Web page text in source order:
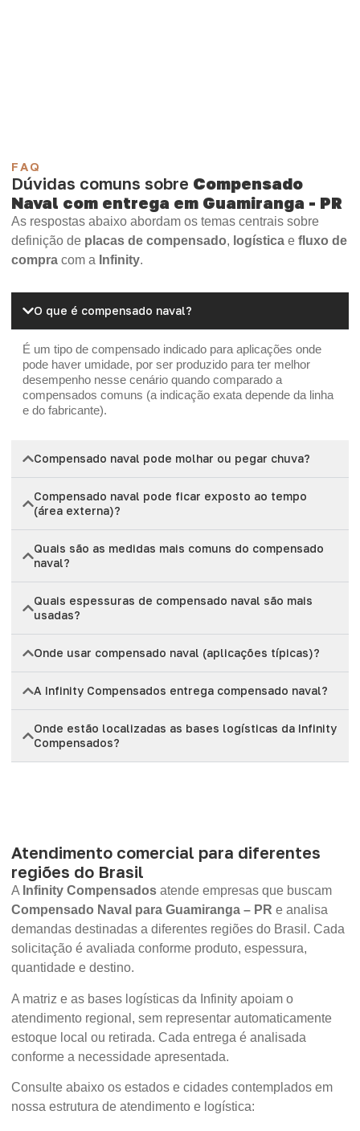
FAQ
Dúvidas comuns sobre Compensado
Naval com entrega em Guamiranga - PR
As respostas abaixo abordam os temas centrais sobre
definição de placas de compensado, logística e fluxo de
compra com a Infinity.
O que é compensado naval?
É um tipo de compensado indicado para aplicações onde
pode haver umidade, por ser produzido para ter melhor
desempenho nesse cenário quando comparado a
compensados comuns (a indicação exata depende da linha
e do fabricante).
Compensado naval pode molhar ou pegar chuva?
Compensado naval pode ficar exposto ao tempo
(área externa)?
Quais são as medidas mais comuns do compensado
naval?
Quais espessuras de compensado naval são mais
usadas?
Onde usar compensado naval (aplicações típicas)?
A Infinity Compensados entrega compensado naval?
Onde estão localizadas as bases logísticas da Infinity
Compensados?
Atendimento comercial para diferentes
regiões do Brasil
A Infinity Compensados atende empresas que buscam
Compensado Naval para Guamiranga – PR e analisa
demandas destinadas a diferentes regiões do Brasil. Cada
solicitação é avaliada conforme produto, espessura,
quantidade e destino.
A matriz e as bases logísticas da Infinity apoiam o
atendimento regional, sem representar automaticamente
estoque local ou retirada. Cada entrega é analisada
conforme a necessidade apresentada.
Consulte abaixo os estados e cidades contemplados em
nossa estrutura de atendimento e logística: